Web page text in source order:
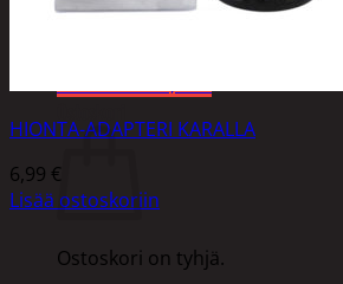
Ostoskori on tyhjä.
HIONTA-ADAPTERI KARALLA
6,99 €
Lisää ostoskoriin